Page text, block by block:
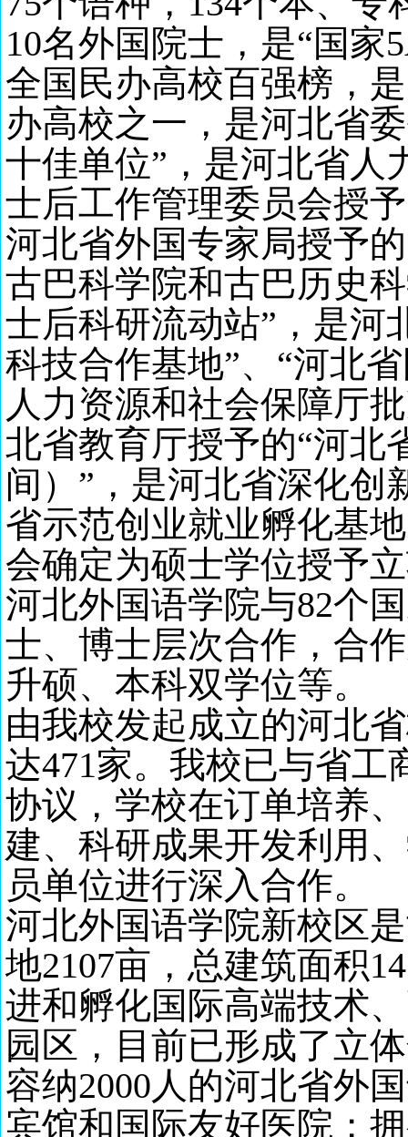
10名外国 院士，是“国家
全国民办高校百强榜，
办高校之一，是河北省
十佳单位”，是河北省人
士后工作管理委员会授
河北省外国专家局授予
古巴科学院和古巴历史
士后科研流动站”，是河
科技合作基地”、“河北
人力资源和社会保障厅
北省教育厅授予的“河北
间）”，是河北省深化创
省示范创业就业孵化基
会确定为硕士学位授予
河北外国语学院与82个
士、博士层次合作，合
升硕、本科双学位等。
由我校发起成立的河北
达471家。我校已与省工
协议，学校在订单培养
建、科研成果开发利用
员单位进行深入合作。
河北外国语学院新校区
地2107亩，总建筑面积
进和孵化国际高端技术
园区，目前已形成了立
容纳2000人的河北省外
宾馆和国际友好医院；